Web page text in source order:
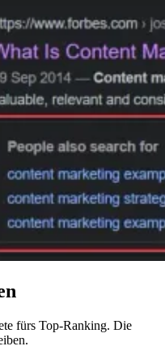
fürs Top-Ranking. Die